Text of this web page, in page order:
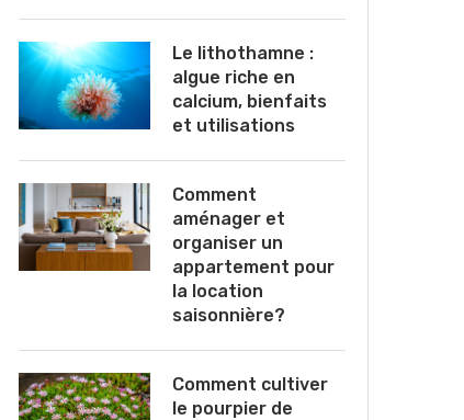
Le lithothamne :
algue riche en
calcium, bienfaits
et utilisations
Comment
aménager et
organiser un
appartement pour
la location
saisonnière?
Comment cultiver
le pourpier de